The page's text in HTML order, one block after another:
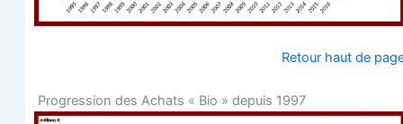
Retour haut de
Pro­gres­sion des Achats « Bio » depuis 1997